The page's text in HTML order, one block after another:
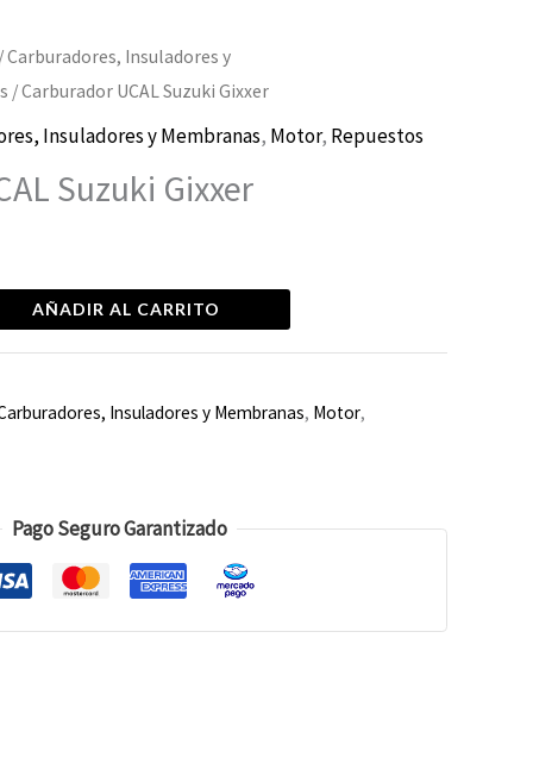
/Carburadores, Insuladores y
/ Carburador UCAL Suzuki Gixxer
Insuladores y Membranas, Motor, Repuestos
Suzuki Gixxer
AÑADIR AL CARRITO
Insuladores y Membranas, Motor,
Pago Seguro Garantizado